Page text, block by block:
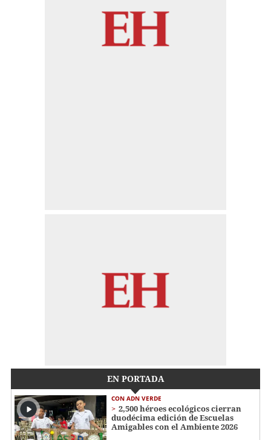
EN PORTADA
CON ADN VERDE
2,500 héroes ecológicos cierran
duodécima edición de Escuelas
Amigables con el Ambiente 2026